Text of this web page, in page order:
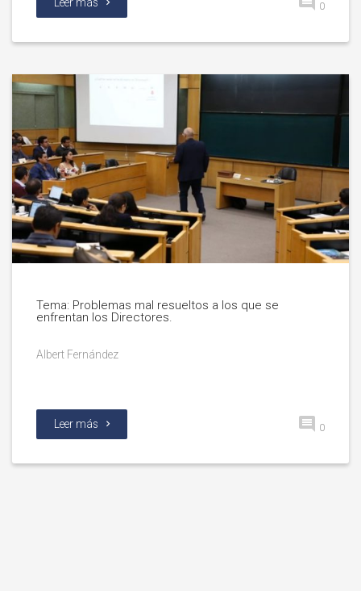
Leer más 0
Tema: Problemas mal resueltos a los que se
enfrentan los Directores.
Albert Fernández
Leer más 0